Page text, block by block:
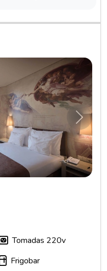
Tomadas 220v
Frigobar